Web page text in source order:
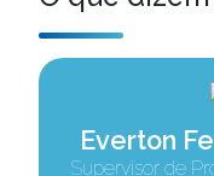
Everton
Supervisor de